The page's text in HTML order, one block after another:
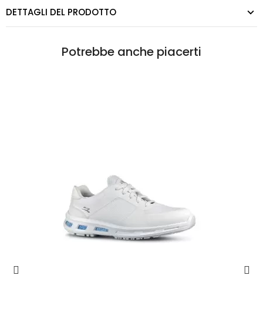
DETTAGLI DEL PRODOTTO
Potrebbe anche piacerti